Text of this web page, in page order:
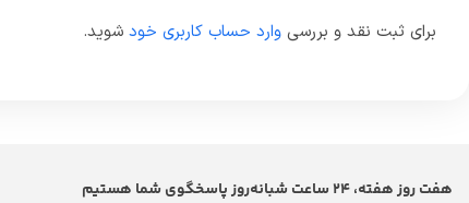
برای ثبت نقد و بررسی وارد حساب کاربری خود شوید.
هفت روز هفته، 24 ساعت شبانه‌روز پاسخگوی شما هستیم